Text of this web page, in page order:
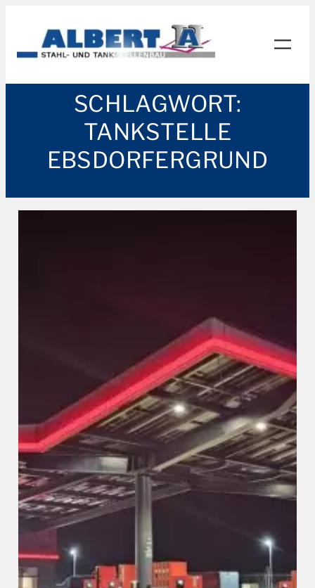
springen
SCHLAGWORT:
TANKSTELLE
EBSDORFERGRUND